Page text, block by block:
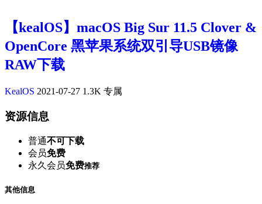
【kealOS】macOS Big Sur 11.5 Clover &
OpenCore 黑苹果系统双引导USB镜像
RAW下载
KealOS 2021-07-27 1.3K 专属
资源信息
普通不可下载
会员免费
永久会员免费推荐
其他信息